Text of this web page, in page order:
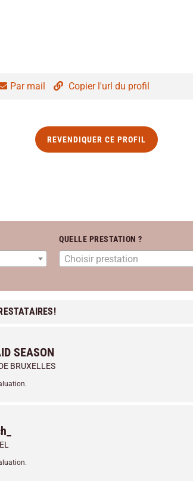
Par mail Copier l'url du profil
REVENDIQUER CE PROFIL
QUELLE PRESTATION ?
Choisir prestation
SEASON
BRUXELLES